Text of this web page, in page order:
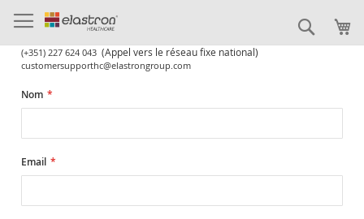
au
(+351) 227 624 043(Appel vers le réseau fixe national)
customersupporthc@elastrongroup.com
Nom
Email